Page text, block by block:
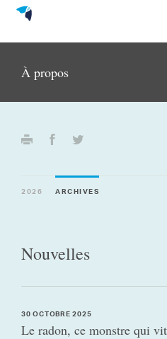
À propos
2026 ARCHIVES
Nouvelles
30 OCTOBRE 2025
Le radon, ce monstre qui